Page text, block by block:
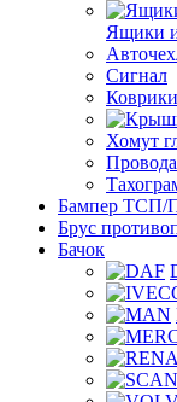
Ящики
Сигнал
Коврики
Хомут
Бампер ТСП/
Брус
Бачок